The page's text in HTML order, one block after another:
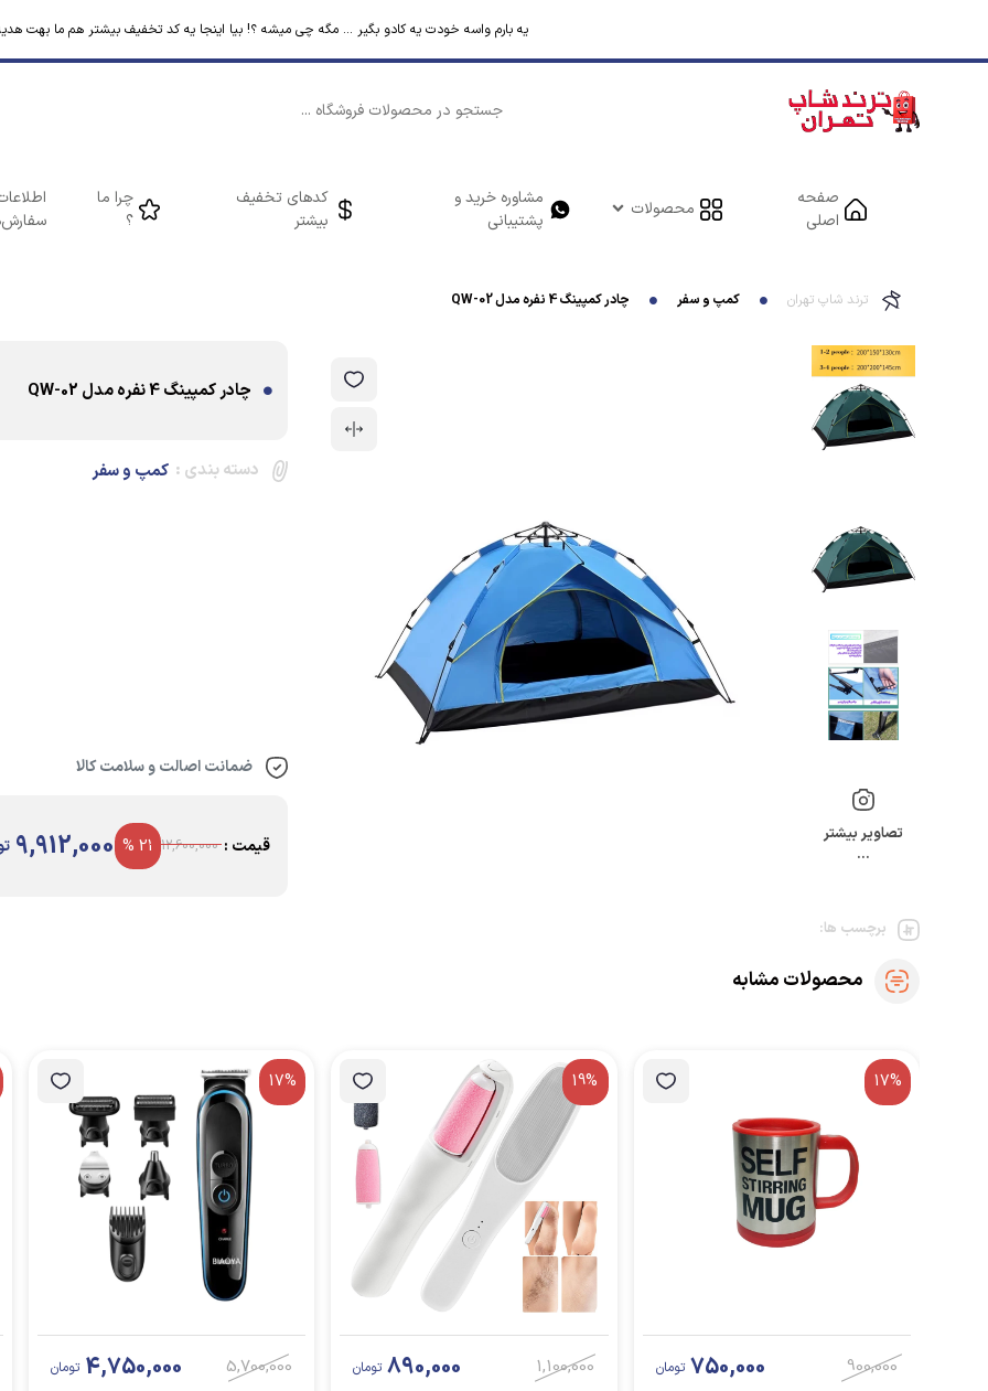
یه بارم واسه خودت یه کادو بگیر ... مگه چی میشه ؟! بیا اینجا یه کد تخفیف بیشتر هم ما بهت
صفحه
اصلی
محصولات
مشاوره خرید و
پشتیبانی
کدهای تخفیف
بیشتر
چرا ما
؟
ترند شاپ تهران کمپ و سفر چادر کمپینگ 4 نفره مدل QW-02
تصاویر بیشتر
…
چادر کمپینگ 4 نفره مدل QW-02
دسته بندی : کمپ و سفر
ضمانت اصالت و سلامت کالا
قیمت : 12,600,000
21 %
9,912,000
برچسب ها:
محصولات مشابه
17%
900,000
750,000 تومان
19%
1,100,000
890,000 تومان
17%
5,700,000
4,750,000 تومان